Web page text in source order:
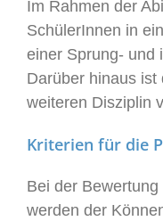
Im Rahmen der
SchülerInnen in
einer Sprung- und
Darüber hinaus ist
weiteren Disziplin
Kriterien für die
Bei der
werden der